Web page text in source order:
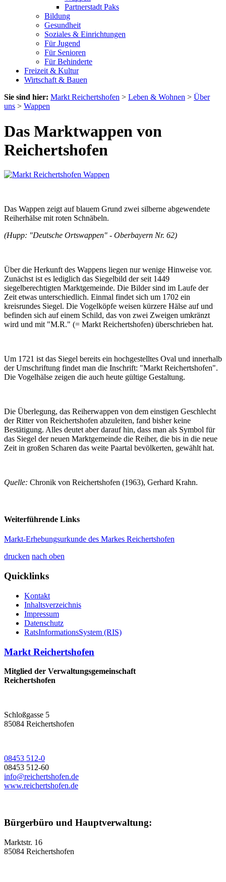
Partnerstadt Paks
Bildung
Gesundheit
Soziales & Einrichtungen
Für Jugend
Für Senioren
Für Behinderte
Freizeit & Kultur
Wirtschaft & Bauen
Sie sind hier: Markt Reichertshofen > Leben & Wohnen > Über
uns > Wappen
Das Marktwappen von
Reichertshofen
Das Wappen zeigt auf blauem Grund zwei silberne abgewendete
Reiherhälse mit roten Schnäbeln.
(Hupp: "Deutsche Ortswappen" - Oberbayern Nr. 62)
Über die Herkunft des Wappens liegen nur wenige Hinweise vor.
Zunächst ist es lediglich das Siegelbild der seit 1449
siegelberechtigten Marktgemeinde. Die Bilder sind im Laufe der
Zeit etwas unterschiedlich. Einmal findet sich um 1702 ein
kreisrundes Siegel. Die Vogelköpfe weisen kürzere Hälse auf und
befinden sich auf einem Schild, das von zwei Zweigen umkränzt
wird und mit "M.R." (= Markt Reichertshofen) überschrieben hat.
Um 1721 ist das Siegel bereits ein hochgestelltes Oval und innerhalb
der Umschriftung findet man die Inschrift: "Markt Reichertshofen".
Die Vogelhälse zeigen die auch heute gültige Gestaltung.
Die Überlegung, das Reiherwappen von dem einstigen Geschlecht
der Ritter von Reichertshofen abzuleiten, fand bisher keine
Bestätigung. Alles deutet aber darauf hin, dass man als Symbol für
das Siegel der neuen Marktgemeinde die Reiher, die bis in die neue
Zeit in großen Scharen das weite Paartal bevölkerten, gewählt hat.
Quelle: Chronik von Reichertshofen (1963), Gerhard Krahn.
Weiterführende Links
Markt-Erhebungsurkunde des Markes Reichertshofen
drucken nach oben
Quicklinks
Kontakt
Inhaltsverzeichnis
Impressum
Datenschutz
RatsInformationsSystem (RIS)
Markt Reichertshofen
Mitglied der Verwaltungsgemeinschaft
Reichertshofen
Schloßgasse 5
85084 Reichertshofen
08453 512-0
08453 512-60
info@reichertshofen.de
www.reichertshofen.de
Bürgerbüro und Hauptverwaltung:
Marktstr. 16
85084 Reichertshofen